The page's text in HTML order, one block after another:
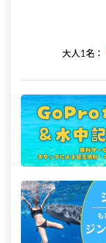
大人1名：